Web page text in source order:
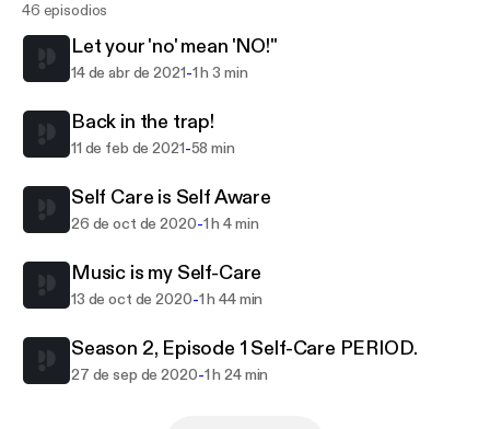
46 episodios
Let your 'no' mean 'NO!"
14 de abr de 2021-1 h 3 min
Back in the trap!
11 de feb de 2021-58 min
Self Care is Self Aware
26 de oct de 2020-1 h 4 min
Music is my Self-Care
13 de oct de 2020-1 h 44 min
Season 2, Episode 1 Self-Care PERIOD.
27 de sep de 2020-1 h 24 min